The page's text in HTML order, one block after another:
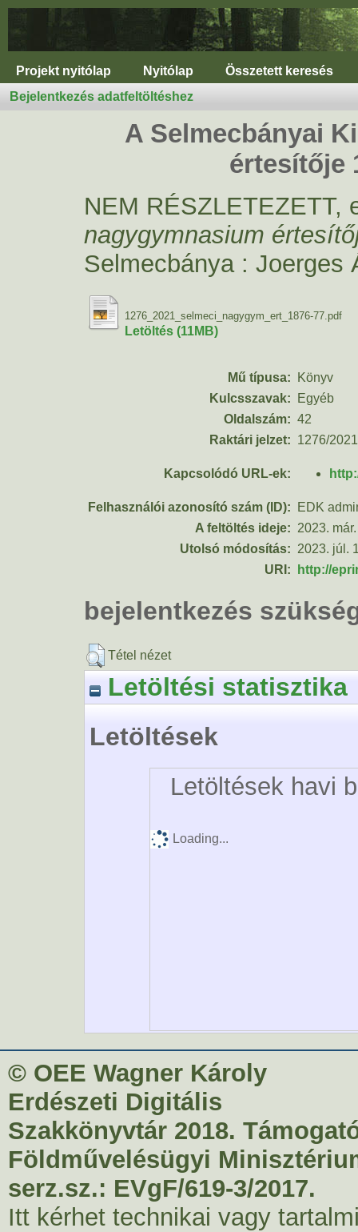
Projekt nyitólap Nyitólap
Összetett keresés
Bejelentkezés adatfeltöltéshez
A Selmecbányai
értesítője
NEM RÉSZLETEZETT,
nagygymnasium
Selmecbánya : Joerges
1276_2021_selmeci_nagygym_ert_1876-77.pdf
Letöltés (11MB)
Mű típusa:
Könyv
Kulcsszavak:
Egyéb
Oldalszám: 42
Raktári jelzet: 1276/2021
Kapcsolódó URL-ek:
Felhasználói azonosító szám (ID):
EDK
A feltöltés ideje: 2023.
Utolsó módosítás: 2023. júl.
URI:
http://
bejelentkezés
Tétel nézet
Letöltési statisztika
Letöltések
Letöltések havi
Loading...
© OEE Wagner Károly
Erdészeti Digitális
Szakkönyvtár 2018.
Földművelésügyi
serz.sz.: EVgF/619-3/2017.
Itt kérhet technikai vagy